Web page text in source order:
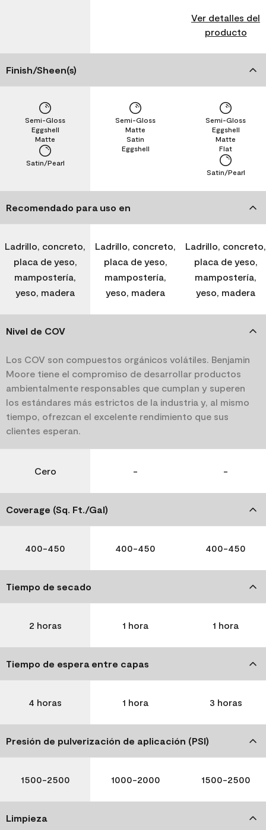
Ver detalles del
producto
Finish/Sheen(s)
Satin/Pearl
Matte
Eggshell
Semi-Gloss
Eggshell
Satin
Matte
Semi-Gloss
Satin/Pearl
Flat
Matte
Eggshell
Semi-Gloss
Recomendado para uso en
Ladrillo, concreto,
placa de yeso,
mampostería,
yeso, madera
Ladrillo, concreto,
placa de yeso,
mampostería,
yeso, madera
Ladrillo, concreto,
placa de yeso,
mampostería,
yeso, madera
Nivel de COV
Los COV son compuestos orgánicos volátiles. Benjamin
Moore tiene el compromiso de desarrollar productos
ambientalmente responsables que cumplan y superen
los estándares más estrictos de la industria y, al mismo
tiempo, ofrezcan el excelente rendimiento que sus
clientes esperan.
Cero - -
Coverage (Sq. Ft./Gal)
400-450 400-450 400-450
Tiempo de secado
2 horas 1 hora 1 hora
Tiempo de espera entre capas
4 horas 1 hora 3 horas
Presión de pulverización de aplicación (PSI)
1500-2500 1000-2000 1500-2500
Limpieza